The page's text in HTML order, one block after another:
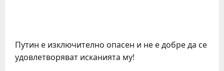
Путин е изключително опасен и не е добре да се
удовлетворяват исканията му!